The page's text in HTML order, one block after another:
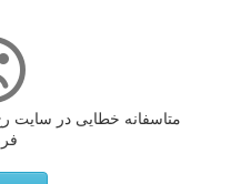
متاسفانه خطایی در سایت